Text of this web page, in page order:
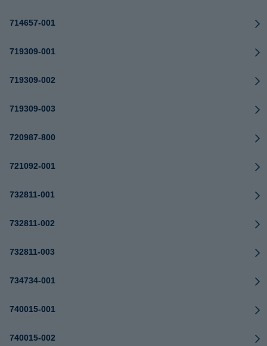
714657-001
719309-001
719309-002
719309-003
720987-800
721092-001
732811-001
732811-002
732811-003
734734-001
740015-001
740015-002